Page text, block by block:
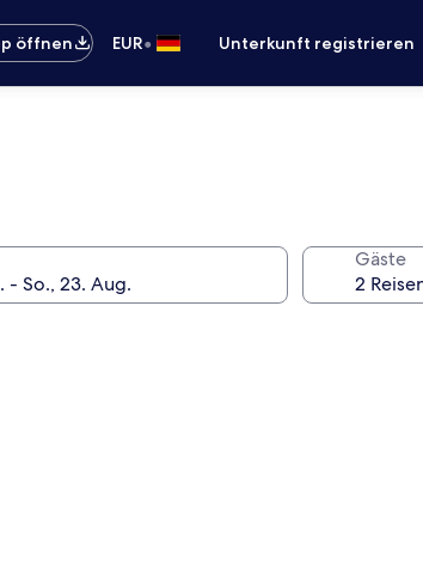
öffnen
EUR• Unterkunft registrieren
Gäste